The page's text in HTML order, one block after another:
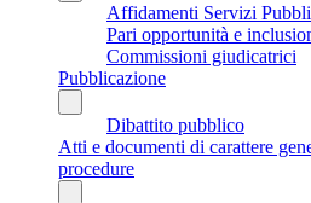
Affidamenti Servizi
Pari opportunità e
Commissioni giudicatrici
Pubblicazione
Dibattito pubblico
Atti e documenti di carattere
procedure